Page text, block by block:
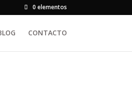
0 elementos
CONTACTO